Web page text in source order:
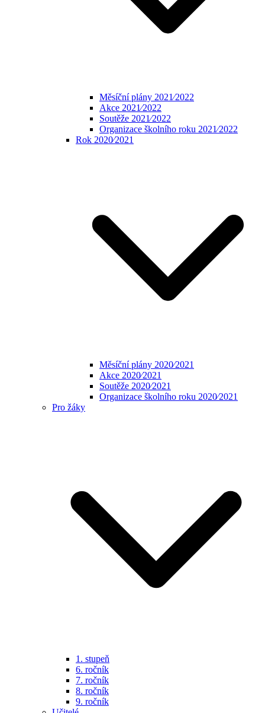
Měsíční plány 2021⁄2022
Akce 2021⁄2022
Soutěže 2021⁄2022
Organizace školního roku 2021⁄2022
Rok 2020⁄2021
Měsíční plány 2020⁄2021
Akce 2020⁄2021
Soutěže 2020⁄2021
Organizace školního roku 2020⁄2021
Pro žáky
1. stupeň
6. ročník
7. ročník
8. ročník
9. ročník